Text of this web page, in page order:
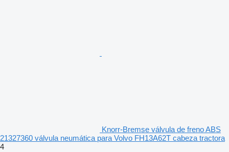
Knorr-Bremse válvula de freno ABS
21327360 válvula neumática para Volvo FH13A62T cabeza tractora
4